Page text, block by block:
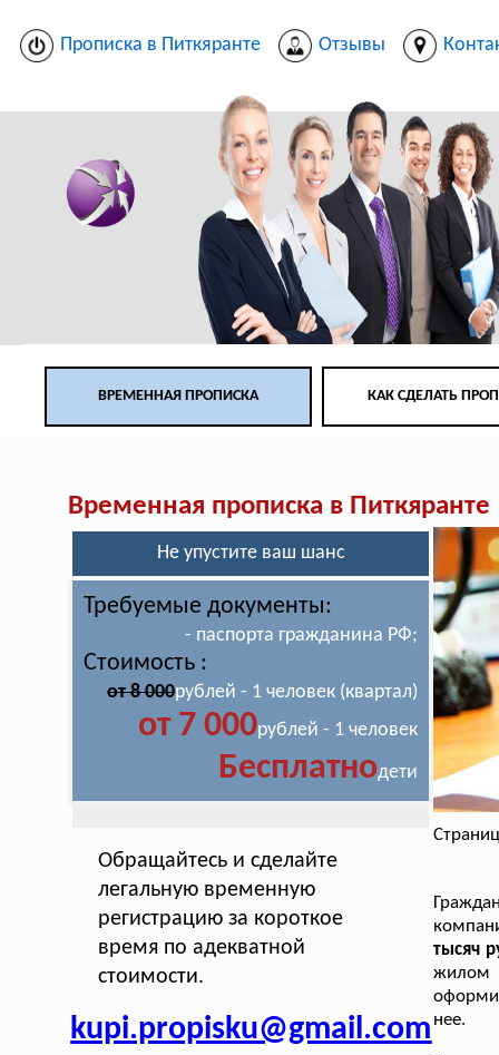
Прописка в Питкяранте Отзывы
ВРЕМЕННАЯ ПРОПИСКА КАК СДЕЛАТЬ
Временная прописка в Питкяранте
Не упустите ваш шанс
Требуемые документы:
- паспорта гражданина РФ;
Стоимость :
от 8 000рублей - 1 человек (квартал)
от 7 000рублей - 1 человек
Бесплатнодети
Обращайтесь и сделайте
легальную временную
регистрацию за короткое
время по адекватной
стоимости.
kupi.propisku@gmail.com
тысяч
жилом
нее.